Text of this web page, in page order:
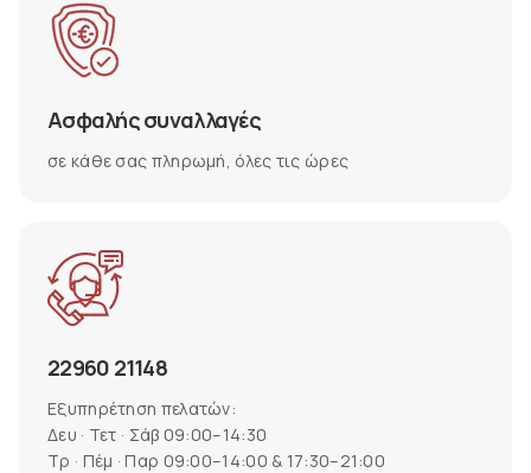
Ασφαλής συναλλαγές
σε κάθε σας πληρωμή, όλες τις ώρες
22960 21148
Εξυπηρέτηση πελατών:
Δευ · Τετ · Σάβ 09:00–14:30
Τρ · Πέμ · Παρ 09:00–14:00 & 17:30–21:00